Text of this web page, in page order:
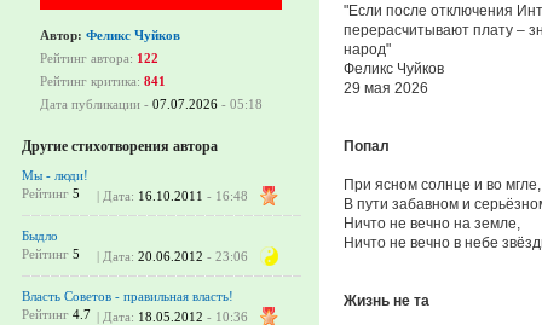
Автор: Феликс Чуйков
Рейтинг автора: 122
Рейтинг критика: 841
Дата публикации - 07.07.2026 - 05:18
Другие стихотворения автора
Мы - люди!
Рейтинг 5 | Дата: 16.10.2011 - 16:48
Быдло
Рейтинг 5 | Дата: 20.06.2012 - 23:06
Власть Советов - правильная власть!
Рейтинг 4.7 | Дата: 18.05.2012 - 10:36
"Если после отключения
перерасчитывают плату –
народ"
Феликс Чуйков
29 мая 2026
Попал
При ясном солнце и во мгле,
В пути забавном и
Ничто не вечно на земле,
Ничто не вечно в небе
Жизнь не та